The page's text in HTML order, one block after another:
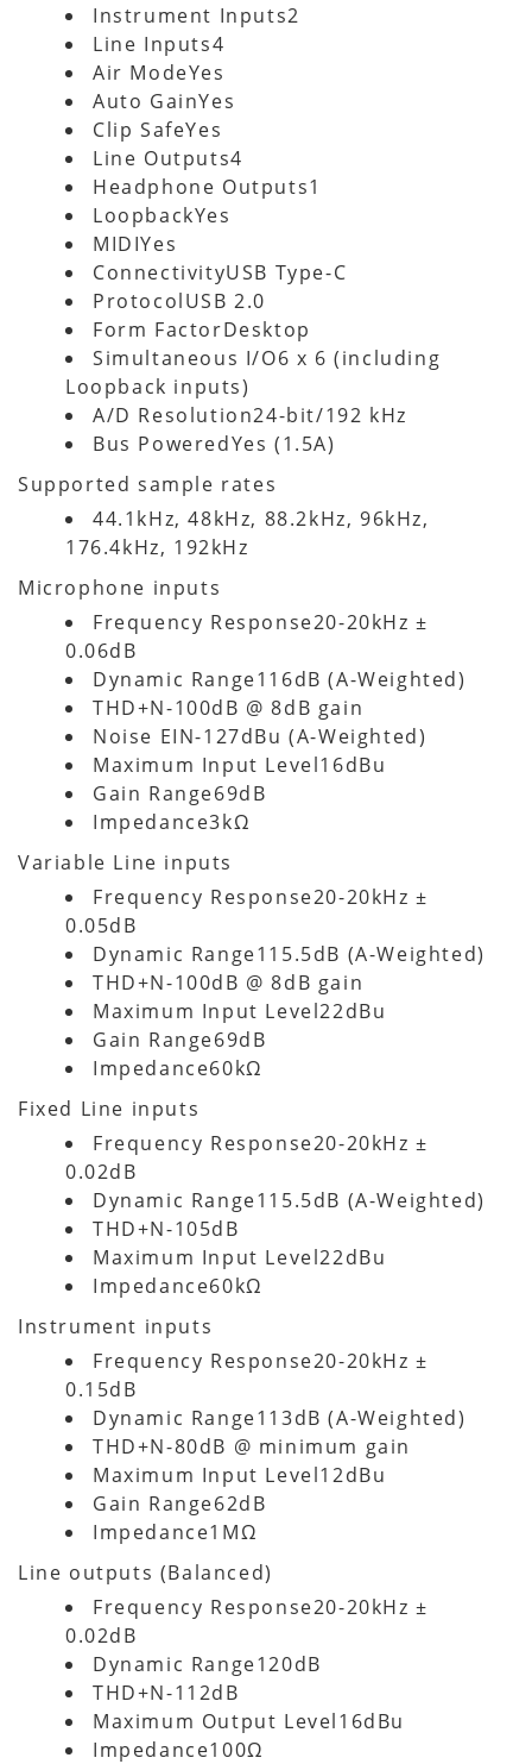
Instrument Inputs2
Line Inputs4
Air ModeYes
Auto GainYes
Clip SafeYes
Line Outputs4
Headphone Outputs1
LoopbackYes
MIDIYes
ConnectivityUSB Type-C
ProtocolUSB 2.0
Form FactorDesktop
Simultaneous I/O6 x 6 (including
Loopback inputs)
A/D Resolution24-bit/192 kHz
Bus PoweredYes (1.5A)
Supported sample rates
44.1kHz, 48kHz, 88.2kHz, 96kHz,
176.4kHz, 192kHz
Microphone inputs
Frequency Response20-20kHz ±
0.06dB
Dynamic Range116dB (A-Weighted)
THD+N-100dB @ 8dB gain
Noise EIN-127dBu (A-Weighted)
Maximum Input Level16dBu
Gain Range69dB
Impedance3kΩ
Variable Line inputs
Frequency Response20-20kHz ±
0.05dB
Dynamic Range115.5dB (A-Weighted)
THD+N-100dB @ 8dB gain
Maximum Input Level22dBu
Gain Range69dB
Impedance60kΩ
Fixed Line inputs
Frequency Response20-20kHz ±
0.02dB
Dynamic Range115.5dB (A-Weighted)
THD+N-105dB
Maximum Input Level22dBu
Impedance60kΩ
Instrument inputs
Frequency Response20-20kHz ±
0.15dB
Dynamic Range113dB (A-Weighted)
THD+N-80dB @ minimum gain
Maximum Input Level12dBu
Gain Range62dB
Impedance1MΩ
Line outputs (Balanced)
Frequency Response20-20kHz ±
0.02dB
Dynamic Range120dB
THD+N-112dB
Maximum Output Level16dBu
Impedance100Ω